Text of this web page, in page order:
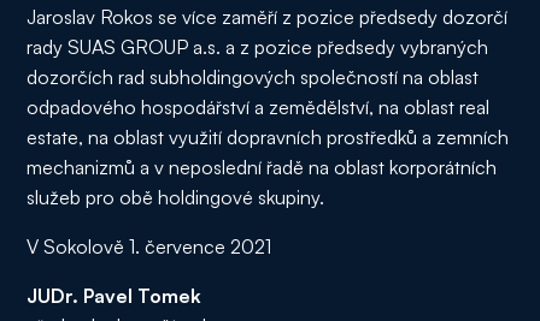
Jaroslav Rokos se více zaměří z pozice předsedy dozorčí
rady SUAS GROUP a.s. a z pozice předsedy vybraných
dozorčích rad subholdingových společností na oblast
odpadového hospodářství a zemědělství, na oblast real
estate, na oblast využití dopravních prostředků a zemních
mechanizmů a v neposlední řadě na oblast korporátních
služeb pro obě holdingové skupiny.
V Sokolově 1. července 2021
JUDr. Pavel Tomek